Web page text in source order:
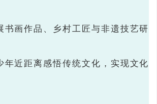
书画作品、乡村工匠与非遗技艺研
年近距离感悟传统文化，实现文化